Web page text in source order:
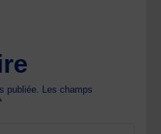
publiée. Les champs